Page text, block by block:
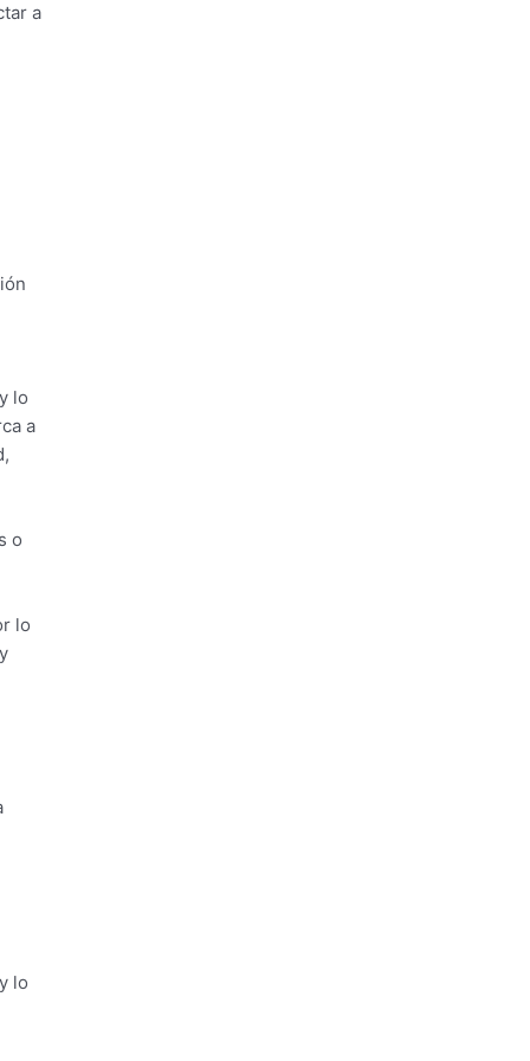
a
lo
a
o
lo
lo